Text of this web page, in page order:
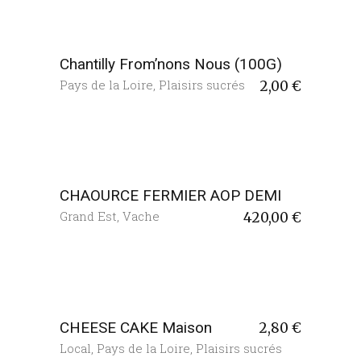
Chantilly From’nons Nous (100G)
2,00 €
Pays de la Loire Plaisirs sucrés
CHAOURCE FERMIER AOP DEMI
420,00 €
Grand Est, Vache
CHEESE CAKE Maison 2,80 €
Local Pays de la Loire Plaisirs sucrés